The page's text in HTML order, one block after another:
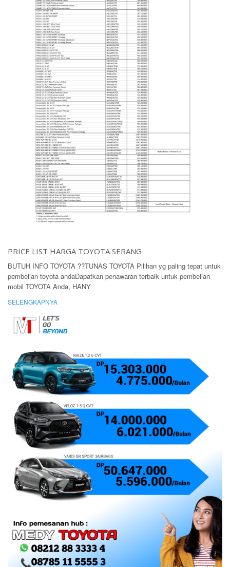
PRICE LIST HARGA TOYOTA SERANG
BUTUH INFO TOYOTA ??TUNAS TOYOTA Pilihan yg paling tepat untuk
pembelian toyota andaDapatkan penawaran terbaik untuk pembelian
mobil TOYOTA Anda, HANY
SELENGKAPNYA